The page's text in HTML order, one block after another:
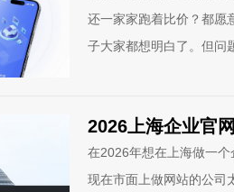
还一家家跑着比价？都愿
子大家都想明白了。但问
2026上海企业官
在2026年想在上海做一
现在市面上做网站的公司